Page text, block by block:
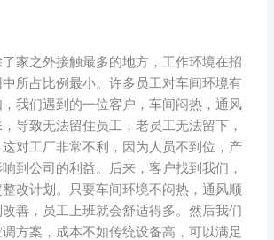
家之外接触最多的地方，工作环境在招
所占比例最小。许多员工对车间环境有
我们遇到的一位客户，车间闷热，通风
导致无法留住员工，老员工无法留下，
对工厂非常不利，因为人员不到位，产
到公司的利益。后来，客户找到我们，
改计划。只要车间环境不闷热，通风顺
善，员工上班就会舒适得多。然后我们
方案，成本不如传统设备高，可以满足